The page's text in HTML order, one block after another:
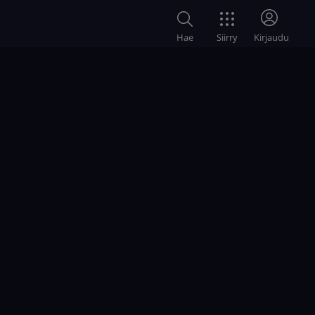
Hae Siirry Kirjaudu